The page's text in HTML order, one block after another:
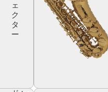
ェ
ク
タ
ー